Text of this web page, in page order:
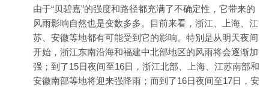
由于“贝碧嘉”的强度和路径都充满了不确定性，它带来的
风雨影响自然也是变数多多。目前来看，浙江、上海、江
苏、安徽等地都有可能受到它的影响。特别是从明天夜间
开始，浙江东南沿海和福建中北部地区的风雨将会逐渐加
强；到了15日夜间至16日，浙江北部、上海、江苏南部和
安徽南部等地将迎来强降雨；而到了16日夜间至17日，安